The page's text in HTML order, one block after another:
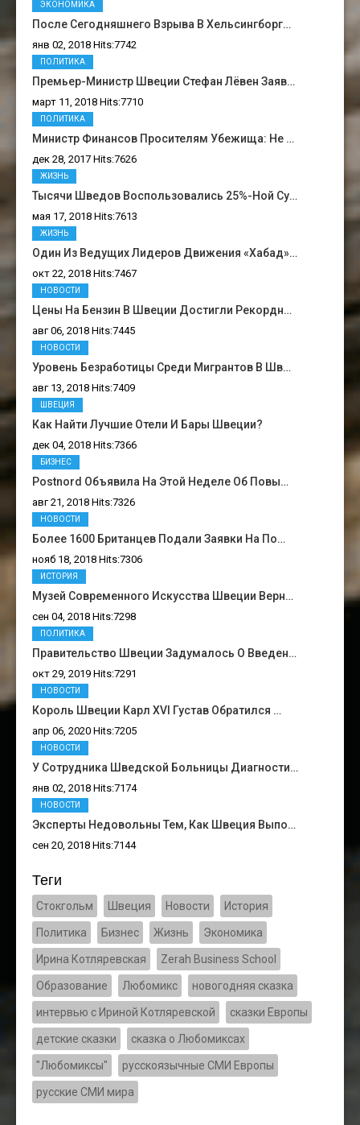
После Сегодняшнего Взрыва В Хельсингборг…
янв 02, 2018 Hits:7742
ЭКОНОМИКА
Премьер-Министр Швеции Стефан Лёвен Заяв…
март 11, 2018 Hits:7710
ПОЛИТИКА
Министр Финансов Просителям Убежища: Не …
дек 28, 2017 Hits:7626
ПОЛИТИКА
Тысячи Шведов Воспользовались 25%-Ной Су…
мая 17, 2018 Hits:7613
ЖИЗНЬ
Один Из Ведущих Лидеров Движения «Хабад»…
окт 22, 2018 Hits:7467
ЖИЗНЬ
Цены На Бензин В Швеции Достигли Рекордн…
авг 06, 2018 Hits:7445
НОВОСТИ
Уровень Безработицы Среди Мигрантов В Шв…
авг 13, 2018 Hits:7409
НОВОСТИ
Как Найти Лучшие Отели И Бары Швеции?
дек 04, 2018 Hits:7366
ШВЕЦИЯ
Postnord Объявила На Этой Неделе Об Повы…
авг 21, 2018 Hits:7326
БИЗНЕС
Более 1600 Британцев Подали Заявки На По…
нояб 18, 2018 Hits:7306
НОВОСТИ
Музей Современного Искусства Швеции Верн…
сен 04, 2018 Hits:7298
ИСТОРИЯ
Правительство Швеции Задумалось О Введен…
окт 29, 2019 Hits:7291
ПОЛИТИКА
Король Швеции Карл XVI Густав Обратился …
апр 06, 2020 Hits:7205
НОВОСТИ
У Сотрудника Шведской Больницы Диагности…
янв 02, 2018 Hits:7174
НОВОСТИ
Эксперты Недовольны Тем, Как Швеция Выпо…
сен 20, 2018 Hits:7144
НОВОСТИ
Теги
Стокгольм Швеция Новости История
Политика Бизнес Жизнь Экономика
Ирина Котляревская Zerah Business School
Образование Любомикс новогодняя сказка
интервью с Ириной Котляревской сказки Европы
детские сказки сказка о Любомиксах
"Любомиксы" русскоязычные СМИ Европы
русские СМИ мира